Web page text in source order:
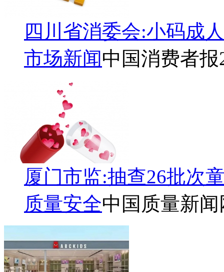
四川省消委会:小码成
市场新闻中国消费者报
厦门市监:抽查26批次
质量安全中国质量新闻